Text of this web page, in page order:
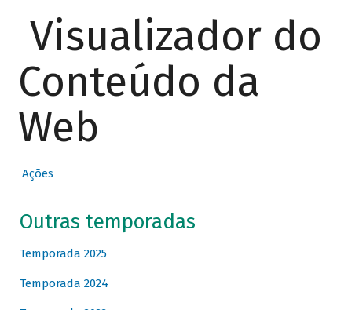
Visualizador do
Conteúdo da
Web
Ações
Outras temporadas
Temporada 2025
Temporada 2024